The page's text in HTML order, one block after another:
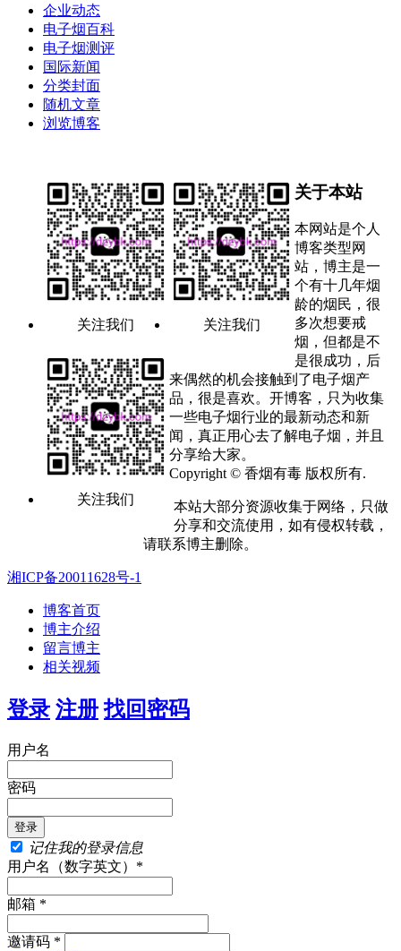
企业动态
电子烟百科
电子烟测评
国际新闻
分类封面
随机文章
浏览博客
关注我们 关注我们
关注我们
关于本站
本网站是个人
博客类型网
站，博主是一
个有十几年烟
龄的烟民，很
多次想要戒
烟，但都是不
是很成功，后
来偶然的机会接触到了电子烟产
品，很是喜欢。开博客，只为收集
一些电子烟行业的最新动态和新
闻，真正用心去了解电子烟，并且
分享给大家。
Copyright © 香烟有毒 版权所有.
本站大部分资源收集于网络，只做
分享和交流使用，如有侵权转载，
请联系博主删除。
湘ICP备20011628号-1
博客首页
博主介绍
留言博主
相关视频
登录 注册 找回密码
用户名
密码
记住我的登录信息
用户名（数字英文）*
邮箱 *
邀请码 *